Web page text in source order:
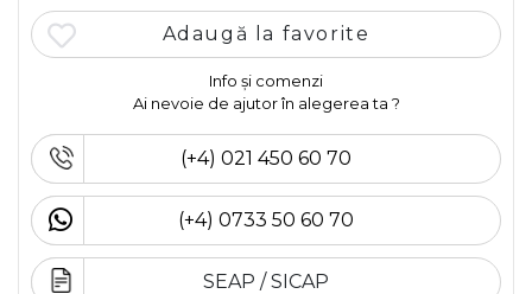
Adaugă la favorite
Info și comenzi
Ai nevoie de ajutor în alegerea ta ?
(+4) 021 450 60 70
(+4) 0733 50 60 70
SEAP / SICAP